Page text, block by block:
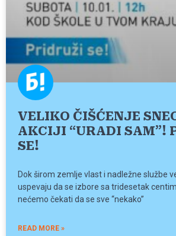
VELIKO ČIŠĆENJE
AKCIJI “URADI SAM”!
SE!
Dok širom zemlje vlast i nadležne službe
uspevaju da se izbore sa tridesetak
nećemo čekati da se sve “nekako”
READ MORE »